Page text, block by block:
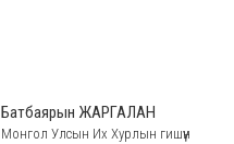
Батбаярын ЖАРГАЛАН
Монгол Улсын Их Хурлын гишүүн